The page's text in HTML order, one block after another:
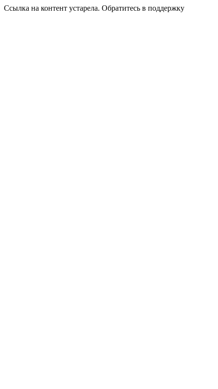
Ссылка на контент устарела. Обратитесь в поддержку